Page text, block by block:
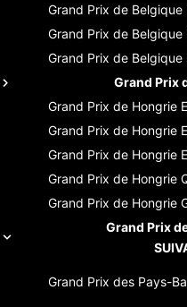
Grand Prix de Belgique
Grand Prix de Belgique
Grand Prix de Belgique
Grand Prix
Grand Prix de Hongrie
Grand Prix de Hongrie
Grand Prix de Hongrie
Grand Prix de Hongrie
Grand Prix de Hongrie
Grand Prix
Grand Prix des Pays-